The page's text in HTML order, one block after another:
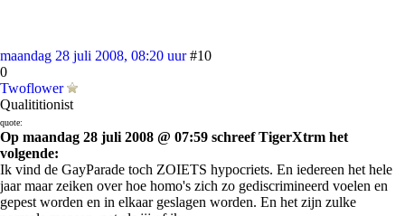
maandag 28 juli 2008, 08:20 uur #10
0
Twoflower
Qualititionist
quote:
Op maandag 28 juli 2008 @ 07:59 schreef TigerXtrm het
volgende:
Ik vind de GayParade toch ZOIETS hypocriets. En iedereen het hele
jaar maar zeiken over hoe homo's zich zo gediscrimineerd voelen en
gepest worden en in elkaar geslagen worden. En het zijn zulke